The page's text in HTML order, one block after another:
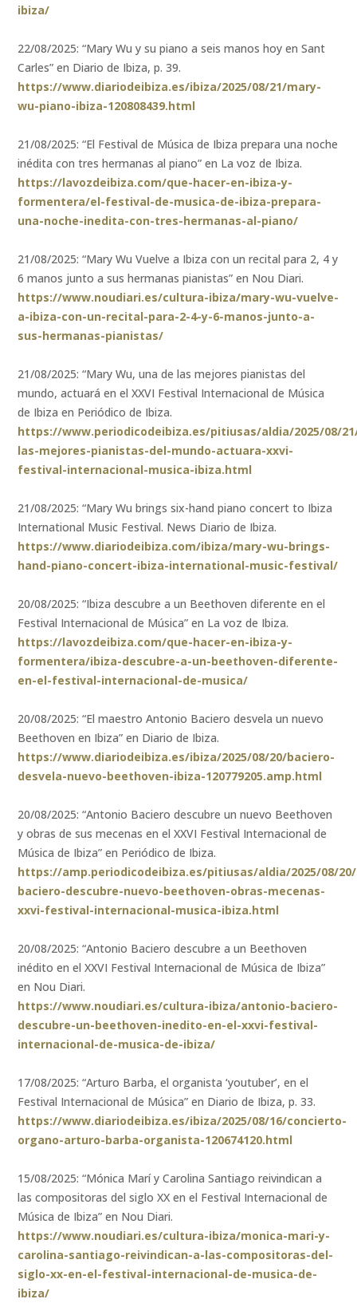
ibiza/
22/08/2025: “Mary Wu y su piano a seis manos hoy en Sant
Carles” en Diario de Ibiza, p. 39.
https://www.diariodeibiza.es/ibiza/2025/08/21/mary-
wu-piano-ibiza-120808439.html
21/08/2025: “El Festival de Música de Ibiza prepara una noche
inédita con tres hermanas al piano” en La voz de Ibiza.
https://lavozdeibiza.com/que-hacer-en-ibiza-y-
formentera/el-festival-de-musica-de-ibiza-prepara-
una-noche-inedita-con-tres-hermanas-al-piano/
21/08/2025: “Mary Wu Vuelve a Ibiza con un recital para 2, 4 y
6 manos junto a sus hermanas pianistas” en Nou Diari.
https://www.noudiari.es/cultura-ibiza/mary-wu-vuelve-
a-ibiza-con-un-recital-para-2-4-y-6-manos-junto-a-
sus-hermanas-pianistas/
21/08/2025: “Mary Wu, una de las mejores pianistas del
mundo, actuará en el XXVI Festival Internacional de Música
de Ibiza en Periódico de Ibiza.
https://www.periodicodeibiza.es/pitiusas/aldia/2025/08/
las-mejores-pianistas-del-mundo-actuara-xxvi-
festival-internacional-musica-ibiza.html
21/08/2025: “Mary Wu brings six-hand piano concert to Ibiza
International Music Festival. News Diario de Ibiza.
https://www.diariodeibiza.com/ibiza/mary-wu-brings-
hand-piano-concert-ibiza-international-music-festival/
20/08/2025: “Ibiza descubre a un Beethoven diferente en el
Festival Internacional de Música” en La voz de Ibiza.
https://lavozdeibiza.com/que-hacer-en-ibiza-y-
formentera/ibiza-descubre-a-un-beethoven-diferente-
en-el-festival-internacional-de-musica/
20/08/2025: “El maestro Antonio Baciero desvela un nuevo
Beethoven en Ibiza” en Diario de Ibiza.
https://www.diariodeibiza.es/ibiza/2025/08/20/baciero-
desvela-nuevo-beethoven-ibiza-120779205.amp.html
20/08/2025: “Antonio Baciero descubre un nuevo Beethoven
y obras de sus mecenas en el XXVI Festival Internacional de
Música de Ibiza” en Periódico de Ibiza.
https://amp.periodicodeibiza.es/pitiusas/aldia/2025/08/
baciero-descubre-nuevo-beethoven-obras-mecenas-
xxvi-festival-internacional-musica-ibiza.html
20/08/2025: “Antonio Baciero descubre a un Beethoven
inédito en el XXVI Festival Internacional de Música de Ibiza”
en Nou Diari.
https://www.noudiari.es/cultura-ibiza/antonio-baciero-
descubre-un-beethoven-inedito-en-el-xxvi-festival-
internacional-de-musica-de-ibiza/
17/08/2025: “Arturo Barba, el organista ‘youtuber’, en el
Festival Internacional de Música” en Diario de Ibiza, p. 33.
https://www.diariodeibiza.es/ibiza/2025/08/16/concierto-
organo-arturo-barba-organista-120674120.html
15/08/2025: “Mónica Marí y Carolina Santiago reivindican a
las compositoras del siglo XX en el Festival Internacional de
Música de Ibiza” en Nou Diari.
https://www.noudiari.es/cultura-ibiza/monica-mari-y-
carolina-santiago-reivindican-a-las-compositoras-del-
siglo-xx-en-el-festival-internacional-de-musica-de-
ibiza/